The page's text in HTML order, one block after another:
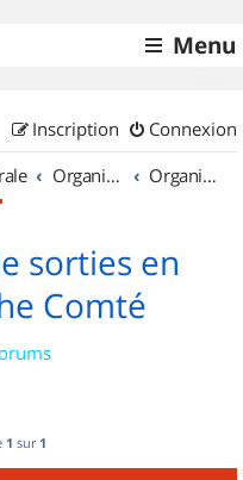
Menu
Connexion
Inscription
Organisation de sorties & Recherche de partenaires Organisation de sorties en région Franche Comté
sorties en
Comté
1 sur 1